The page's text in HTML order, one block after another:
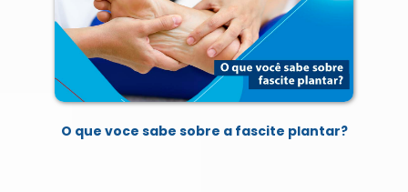
O que voce sabe sobre a fascite plantar?